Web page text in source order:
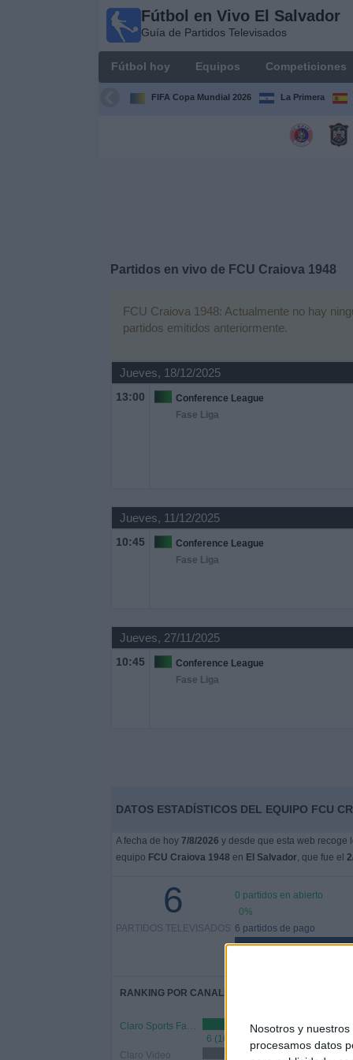
Nosotros y nuestros
procesamos datos
Fútbol en Vivo El Salvador
Guía de Partidos Televisados
Fútbol hoy Equipos Competiciones
FIFA Copa Mundial 2026 La Primera
Partidos en vivo de FCU Craiova 1948
FCU Craiova 1948: Actualmente no hay
partidos emitidos anteriormente.
Jueves, 18/12/2025
13:00
Conference League
Fase Liga
Jueves, 11/12/2025
10:45
Conference League
Fase Liga
Jueves, 27/11/2025
10:45
Conference League
Fase Liga
DATOS ESTADÍSTICOS DEL EQUIPO FCU
A fecha de hoy 7/8/2026 y desde que esta web recoge
equipo FCU Craiova 1948 en El Salvador, que fue el
6
PARTIDOS TELEVISADOS
0 partidos en abierto
0%
6 partidos de pago
RANKING POR CANALES
Claro Sports Fans YouTube
6 (100%)
Claro Video
5